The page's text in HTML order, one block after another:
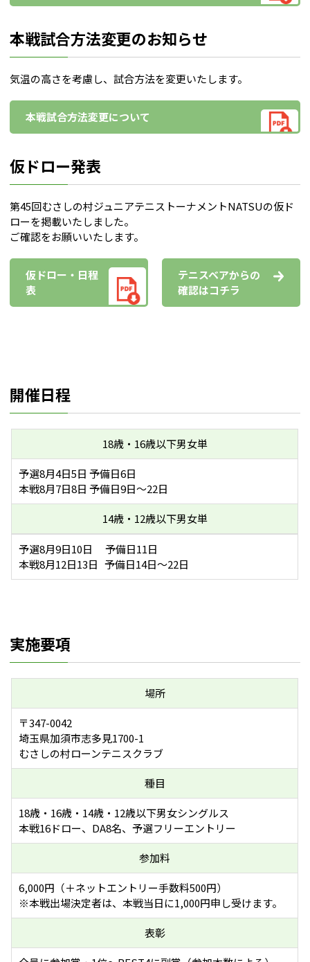
本戦試合方法変更のお知らせ
気温の高さを考慮し、試合方法を変更いたします。
本戦試合方法変更について
仮ドロー発表
第45回むさしの村ジュニアテニストーナメントNATSUの仮ド
ローを掲載いたしました。
ご確認をお願いいたします。
仮ドロー・日程
表
テニスベアからの
確認はコチラ
開催日程
18歳・16歳以下男女単
予選8月4日5日 予備日6日
本戦8月7日8日 予備日9日～22日
14歳・12歳以下男女単
予選8月9日10日 予備日11日
本戦8月12日13日 予備日14日～22日
実施要項
場所
〒347-0042
埼玉県加須市志多見1700-1
むさしの村ローンテニスクラブ
種目
18歳・16歳・14歳・12歳以下男女シングルス
本戦16ドロー、DA8名、予選フリーエントリー
参加料
6,000円（＋ネットエントリー手数料500円）
※本戦出場決定者は、本戦当日に1,000円申し受けます。
表彰